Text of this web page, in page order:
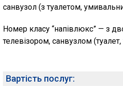
санвузол (з туалетом,
Номер класу “напівлюкс” — з
телевізором, санвузлом
Вартість послуг: